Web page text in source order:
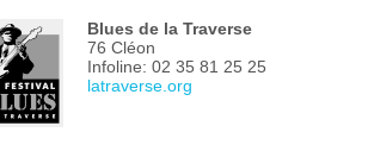
Blues de la Traverse
76 Cléon
Infoline: 02 35 81 25 25
latraverse.org